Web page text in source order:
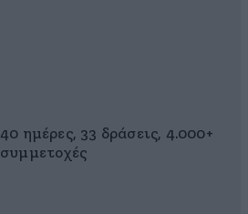
40 ημέρες, 33 δράσεις, 4.000+
συμμετοχές